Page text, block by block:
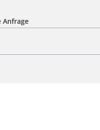
Anfrage